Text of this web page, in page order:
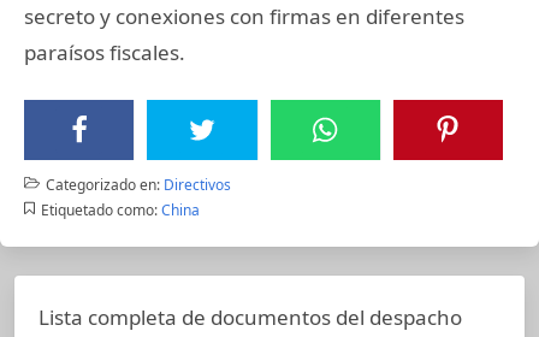
secreto y conexiones con firmas en diferentes
paraísos fiscales.
Categorizado en: Directivos
Etiquetado como: China
Lista completa de documentos del despacho